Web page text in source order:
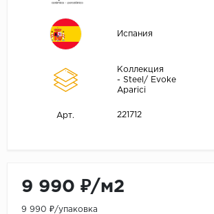
Испания
Коллекция
- Steel/ Evoke
Aparici
Арт. 221712
9 990 ₽/м2
9 990 ₽/упаковка